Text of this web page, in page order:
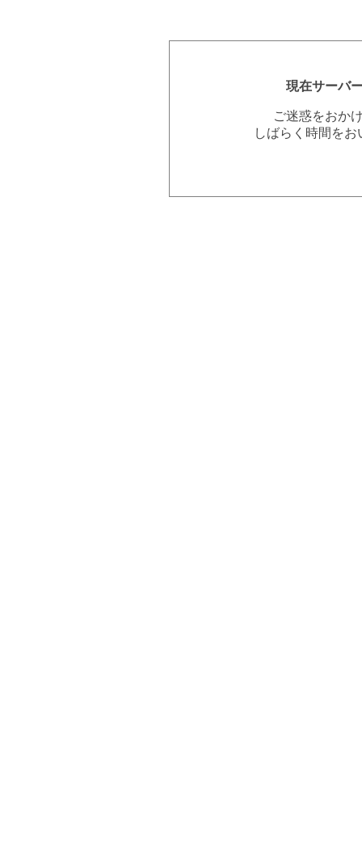
現在サーバ
ご迷惑をおか
しばらく時間を